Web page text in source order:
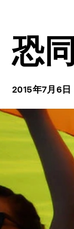
恐
2015年7月6日